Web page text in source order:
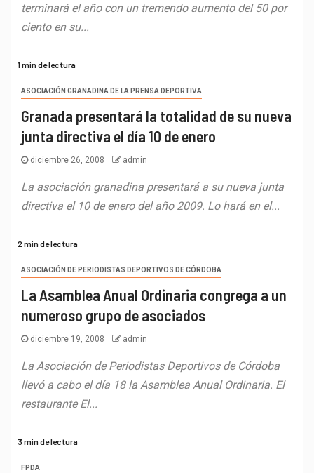
terminará el año con un tremendo aumento del 50 por
ciento en su...
1 min de lectura
ASOCIACIÓN GRANADINA DE LA PRENSA DEPORTIVA
Granada presentará la totalidad de su nueva
junta directiva el día 10 de enero
diciembre 26, 2008 admin
La asociación granadina presentará a su nueva junta
directiva el 10 de enero del año 2009. Lo hará en el...
2 min de lectura
ASOCIACIÓN DE PERIODISTAS DEPORTIVOS DE CÓRDOBA
La Asamblea Anual Ordinaria congrega a un
numeroso grupo de asociados
diciembre 19, 2008 admin
La Asociación de Periodistas Deportivos de Córdoba
llevó a cabo el día 18 la Asamblea Anual Ordinaria. El
restaurante El...
3 min de lectura
FPDA